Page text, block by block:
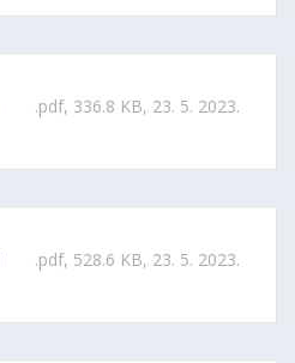
.pdf, 336.8 KB, 23. 5. 2023.
.pdf, 528.6 KB, 23. 5. 2023.